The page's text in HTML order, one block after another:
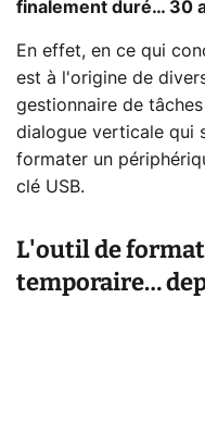
finalement duré… 30
En effet, en ce qui
est à l'origine de
gestionnaire de
dialogue verticale qui
formater un
clé USB.
L'outil de
temporaire…